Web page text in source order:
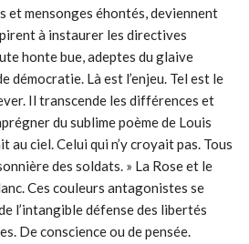
et mensonges éhontés, deviennent
à instaurer les directives
honte bue, adeptes du glaive
démocratie. Là est l’enjeu. Tel est le
Il transcende les différences et
du sublime poème de Louis
au ciel. Celui qui n’y croyait pas. Tous
des soldats. » La Rose et le
Ces couleurs antagonistes se
l’intangible défense des libertés
De conscience ou de pensée.